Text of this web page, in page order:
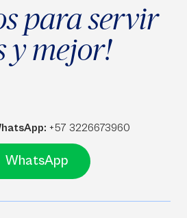
para servir
y mejor!
+57 3226673960
WhatsApp